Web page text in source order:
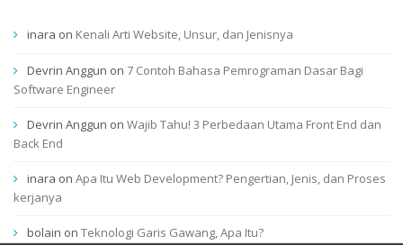
inara on Kenali Arti Website, Unsur, dan Jenisnya
Devrin Anggun on 7 Contoh Bahasa Pemrograman Dasar Bagi
Software Engineer
Devrin Anggun on Wajib Tahu! 3 Perbedaan Utama Front End dan
Back End
inara on Apa Itu Web Development? Pengertian, Jenis, dan Proses
kerjanya
bolain on Teknologi Garis Gawang, Apa Itu?